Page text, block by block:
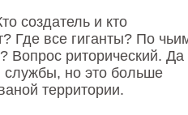
создатель и кто
Где все гиганты? По
Вопрос риторический. Да
службы, но это больше
территории.